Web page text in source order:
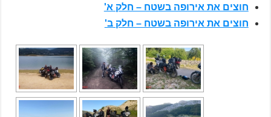
חוצים את אירופה בשטח – חלק א'
חוצים את אירופה בשטח – חלק ב'